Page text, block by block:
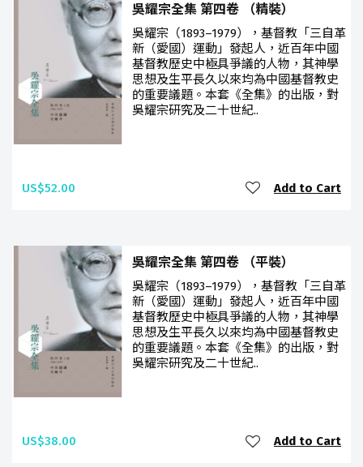
吳耀宗全集 第四卷 （精裝）
吳耀宗（1893–1979），基督教「三自革
新（愛國）運動」發起人，近百年中國
基督教歷史中極具爭議的人物，其神學
思想及生平長久以來均為中國基督教史
的重要議題。本套《全集》的出版，對
吳耀宗研究及二十世紀..
US$52.00 Add to Cart
吳耀宗全集 第四卷 （平裝）
吳耀宗（1893–1979），基督教「三自革
新（愛國）運動」發起人，近百年中國
基督教歷史中極具爭議的人物，其神學
思想及生平長久以來均為中國基督教史
的重要議題。本套《全集》的出版，對
吳耀宗研究及二十世紀..
US$38.00 Add to Cart